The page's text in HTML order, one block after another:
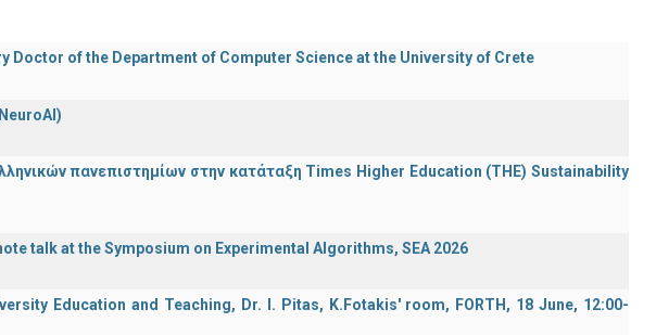
Doctor of the Department of Computer Science at the University of Crete
πανεπιστημίων στην κατάταξη Times Higher Education (ΤΗΕ) Sustainability
talk at the Symposium on Experimental Algorithms, SEA 2026
Education and Teaching, Dr. I. Pitas, K.Fotakis' room, FORTH, 18 June, 12:00-